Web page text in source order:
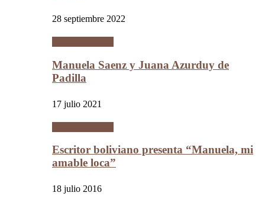
28 septiembre 2022
Manuela Saenz y Juana Azurduy de
Padilla
17 julio 2021
Escritor boliviano presenta “Manuela, mi
amable loca”
18 julio 2016